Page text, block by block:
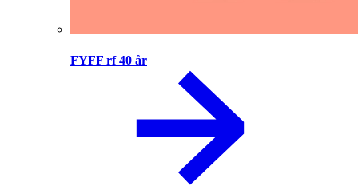
FYFF rf 40 år